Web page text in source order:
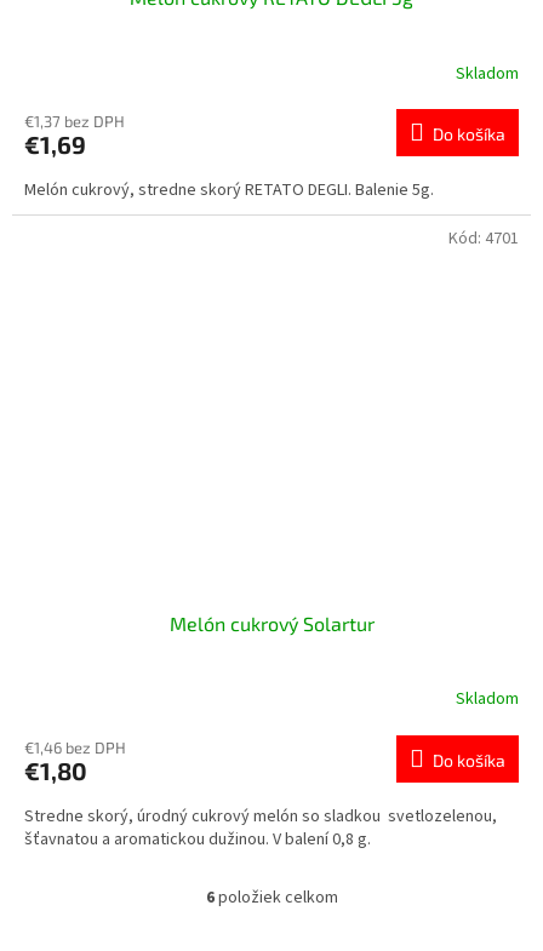
Skladom
€1,37 bez DPH
€1,69 Do košíka
Melón cukrový, stredne skorý RETATO DEGLI. Balenie 5g.
Melón cukrový Solartur
Skladom
€1,46 bez DPH
€1,80 Do košíka
Stredne skorý, úrodný cukrový melón so sladkou svetlozelenou,
šťavnatou a aromatickou dužinou. V balení 0,8 g.
Kód: 4701
O
6položiek celkom